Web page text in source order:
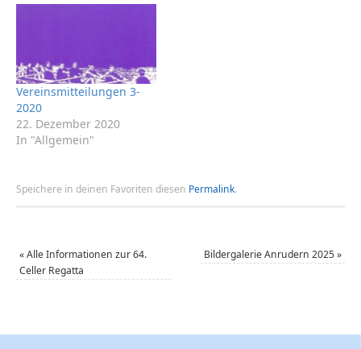
Vereinsmitteilungen 3-
2020
22. Dezember 2020
In "Allgemein"
Speichere in deinen Favoriten diesen Permalink.
«Alle Informationen zur 64.
Celler Regatta
Bildergalerie Anrudern 2025»